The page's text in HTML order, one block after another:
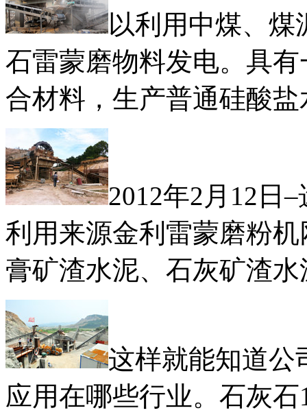
以利用中煤、煤
石雷蒙磨物料发电。具
合材料，生产普通硅酸
2012年2月12日
利用来源金利雷蒙磨粉
膏矿渣水泥、石灰矿渣
这样就能知道公
应用在哪些行业。石灰